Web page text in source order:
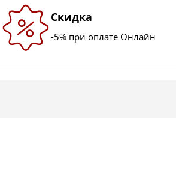
Скидка
-5% при оплате Онлайн